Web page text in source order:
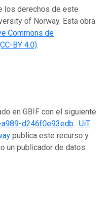
los derechos de este
of Norway. Esta obra
Commons de
BY 4.0).
en GBIF con el siguiente
d246f0e93edb. UiT
publica este recurso y
un publicador de datos